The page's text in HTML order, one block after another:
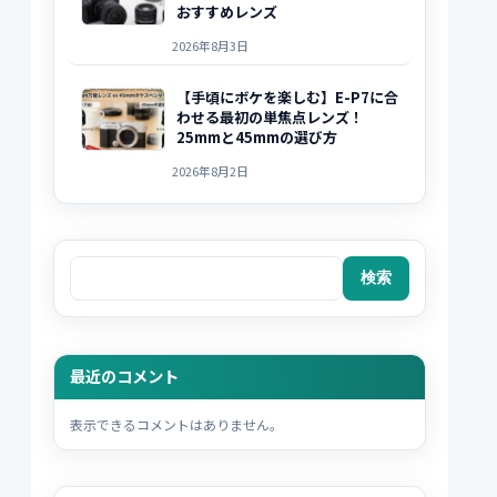
おすすめレンズ
2026年8月3日
【手頃にボケを楽しむ】E-P7に合
わせる最初の単焦点レンズ！
25mmと45mmの選び方
2026年8月2日
検索
検索
最近のコメント
表示できるコメントはありません。